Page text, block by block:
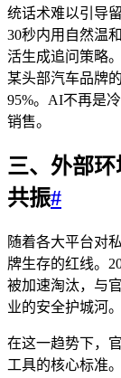
统话术难以引导
30秒内用自然温
活生成追问策略
某头部汽车品牌
95%。AI不再是
销售。
三、外部
共振#
随着各大平台对
牌生存的红线。
被加速淘汰，与
业的安全护城河。
在这一趋势下，
工具的核心标准